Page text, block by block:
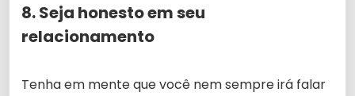
8. Seja honesto em seu
relacionamento
Tenha em mente que você nem sempre irá falar